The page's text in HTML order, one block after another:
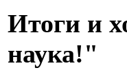
Итоги и
наука!"